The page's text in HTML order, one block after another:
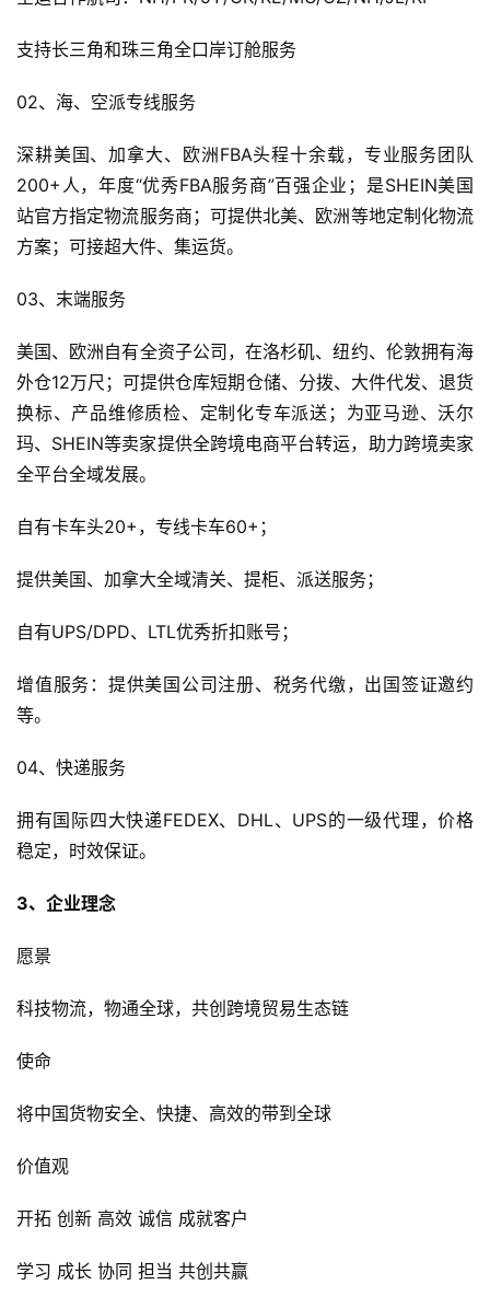
首
全
球
支持长三角和珠三角全口岸订舱服务
02、海、空派专线服务
深耕美国、加拿大、欧洲FBA头程十余载，专业服务团队
200+人，年度“优秀FBA服务商”百强企业；是SHEIN美国
站官方指定物流服务商；可提供北美、欧洲等地定制化物流
方案；可接超大件、集运货。
03、末端服务
美国、欧洲自有全资子公司，在洛杉矶、纽约、伦敦拥有海
外仓12万尺；可提供仓库短期仓储、分拨、大件代发、退货
换标、产品维修质检、定制化专车派送；为亚马逊、沃尔
玛、SHEIN等卖家提供全跨境电商平台转运，助力跨境卖家
全平台全域发展。
自有卡车头20+，专线卡车60+；
提供美国、加拿大全域清关、提柜、派送服务；
自有UPS/DPD、LTL优秀折扣账号；
增值服务：提供美国公司注册、税务代缴，出国签证邀约
等。
04、快递服务
拥有国际四大快递FEDEX、DHL、UPS的一级代理，价格
稳定，时效保证。
3、企业理念
愿景
科技物流，物通全球，共创跨境贸易生态链
使命
将中国货物安全、快捷、高效的带到全球
价值观
开拓 创新 高效 诚信 成就客户
学习 成长 协同 担当 共创共赢